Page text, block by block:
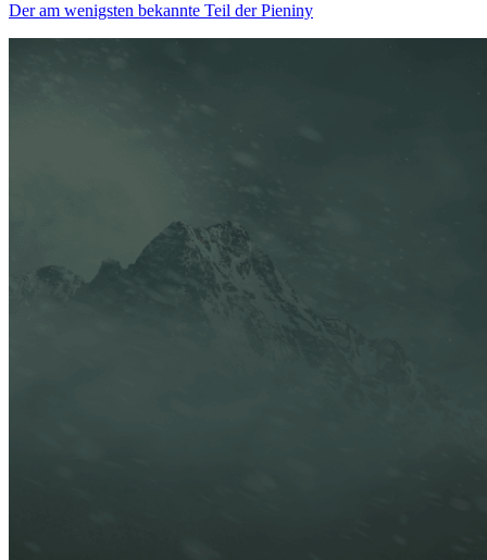
Der am wenigsten bekannte Teil der Pieniny